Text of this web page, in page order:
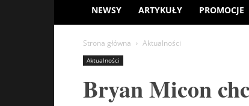
NEWSY ARTYKUŁY PROMOCJE
Strona główna Aktualności
Aktualności
Bryan Micon